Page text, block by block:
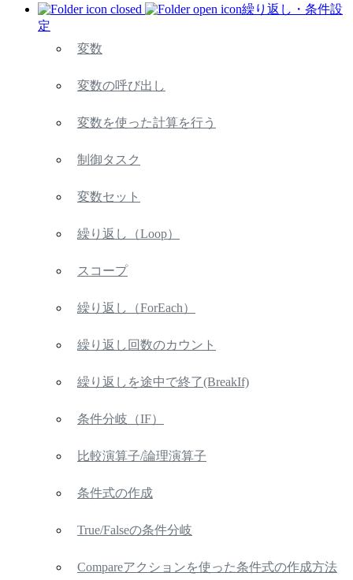
繰り返し・条件設
定
変数
変数の呼び出し
変数を使った計算を行う
制御タスク
変数セット
繰り返し（Loop）
スコープ
繰り返し（ForEach）
繰り返し回数のカウント
繰り返しを途中で終了(BreakIf)
条件分岐（IF）
比較演算子/論理演算子
条件式の作成
True/Falseの条件分岐
Compareアクションを使った条件式の作成方法